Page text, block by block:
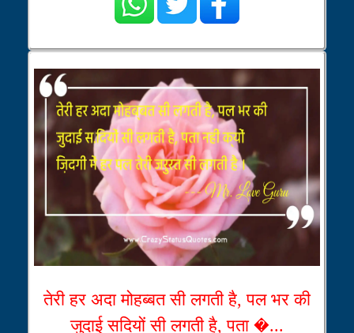
तेरी हर अदा मोहब्बत सी लगती है, पल भर की
जुदाई सदियों सी लगती है, पता �...